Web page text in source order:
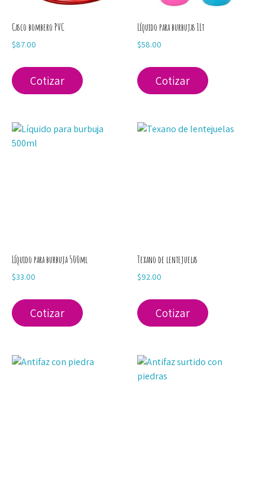
Casco bombero PVC
$87.00
Cotizar
Líquido para burbujas 1Lt
$58.00
Cotizar
Líquido para burbuja 500ml
$33.00
Cotizar
Texano de lentejuelas
$92.00
Cotizar